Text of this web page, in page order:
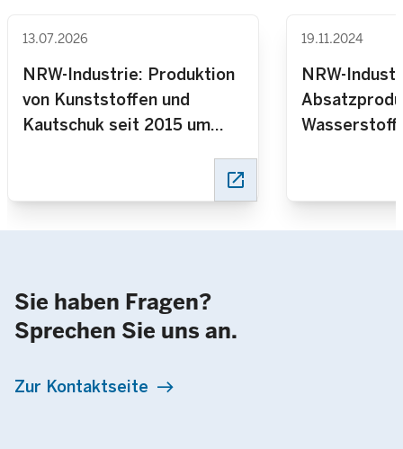
13.07.2026
NRW-Industrie: Produktion
von Kunststoffen und
Kautschuk seit 2015 um
open_in_new
19.11.2024
NRW-
Wasserstoff
Sie haben Fragen?
Sprechen Sie uns an.
Zur Kontaktseite